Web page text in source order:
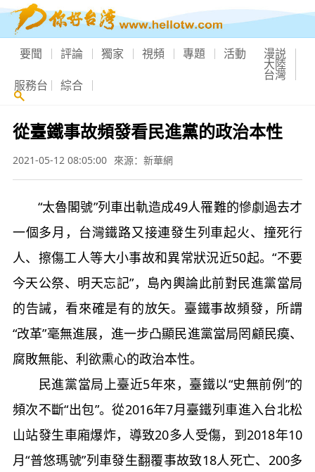
要聞 評論 獨家 視頻 專題 活動 漫説
大陸
台灣
服務台 綜合
從臺鐵事故頻發看民進黨的政治本性
2021-05-12 08:05:00 來源：新華網
“太魯閣號”列車出軌造成49人罹難的慘劇過去才
一個多月，台灣鐵路又接連發生列車起火、撞死行
人、擦傷工人等大小事故和異常狀況近50起。“不要
今天公祭、明天忘記”，島內輿論此前對民進黨當局
的告誡，看來確是有的放矢。臺鐵事故頻發，所謂
“改革”毫無進展，進一步凸顯民進黨當局罔顧民瘼、
腐敗無能、利欲熏心的政治本性。
民進黨當局上臺近5年來，臺鐵以“史無前例”的
頻次不斷“出包”。從2016年7月臺鐵列車進入台北松
山站發生車廂爆炸，導致20多人受傷，到2018年10
月“普悠瑪號”列車發生翻覆事故致18人死亡、200多